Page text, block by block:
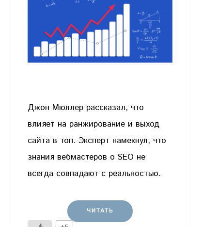
Джон Мюллер рассказал, что
влияет на ранжирование и выход
сайта в топ. Эксперт намекнул, что
знания вебмастеров о SEO не
всегда совпадают с реальностью.
ЧИТАТЬ